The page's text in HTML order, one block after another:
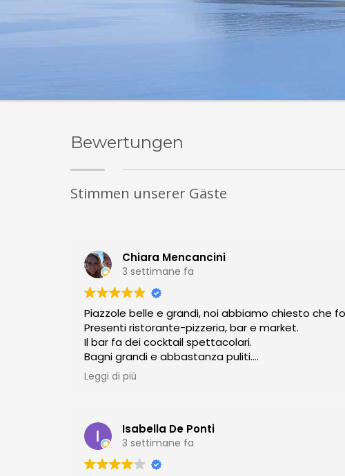
Bewertungen
Stimmen unserer Gäste
Chiara Mencancini
3 settimane fa
Piazzole belle e grandi, noi abbiamo chiesto che
Presenti ristorante-pizzeria, bar e market.
Il bar fa dei cocktail spettacolari.
Bagni grandi e abbastanza puliti.
Prezzi nella media.
Possibilità di fare tante attività gratuite (kayak,
Leggi di più
Isabella De Ponti
3 settimane fa